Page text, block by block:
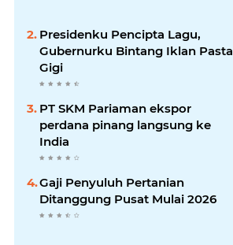
Presidenku Pencipta Lagu,
Gubernurku Bintang Iklan Pasta
Gigi
PT SKM Pariaman ekspor
perdana pinang langsung ke
India
Gaji Penyuluh Pertanian
Ditanggung Pusat Mulai 2026